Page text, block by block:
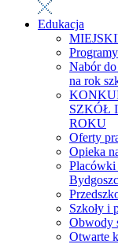
Edukacja
Nabór
na rok
SZKÓŁ
ROKU
Oferty
Opieka
Placówki
Szkoły i
Obwody
Otwarte